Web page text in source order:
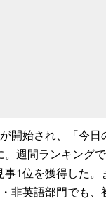
開始され、「今日
週間ランキング
事1位を獲得した
非英語部門でも、